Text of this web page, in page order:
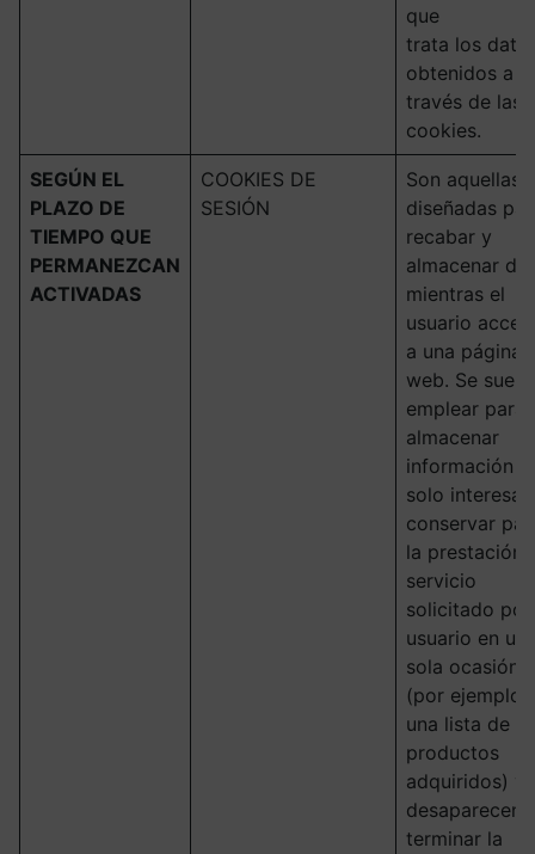
que
trata los
obtenidos a
través de las
cookies.
SEGÚN EL
PLAZO DE
TIEMPO QUE
PERMANEZCAN
ACTIVADAS
COOKIES DE
SESIÓN
Son aquellas
diseñadas
recabar y
almacenar
mientras el
usuario
a una página
web. Se
emplear para
almacenar
información
solo interesa
conservar
la prestación
servicio
solicitado por
usuario en
sola ocasión
(por ejemplo,
una lista de
productos
adquiridos) y
desaparecen
terminar la